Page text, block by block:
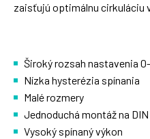
zaisťujú optimálnu cirkuláciu
Široký rozsah nastavenia
Nízka hysterézia spínania
Malé rozmery
Jednoduchá montáž na
Vysoký spínaný výkon